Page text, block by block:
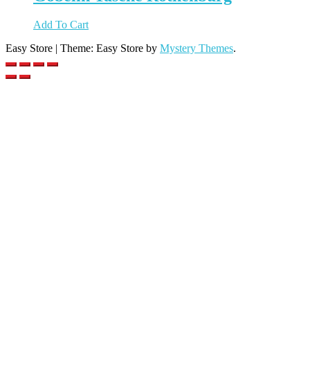
Add To Cart
Easy Store | Theme: Easy Store by Mystery Themes.